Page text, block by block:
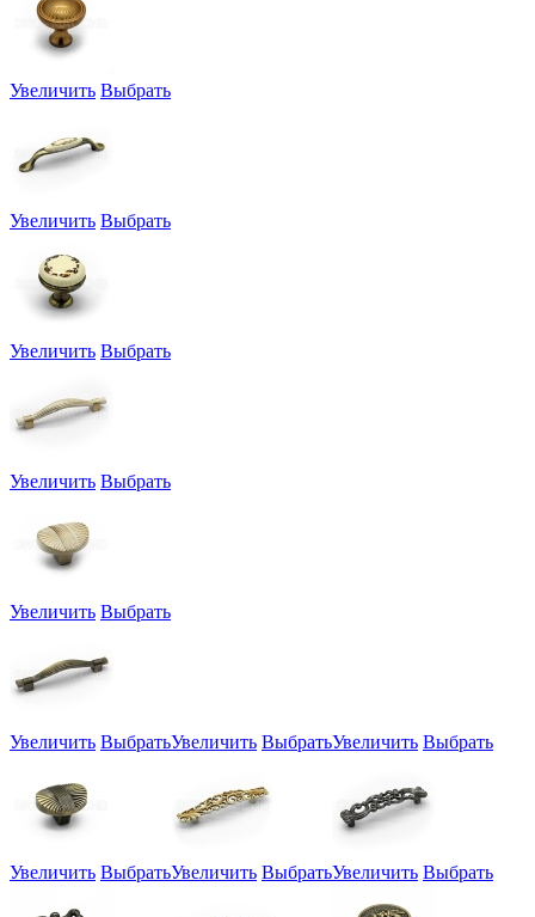
Увеличить Выбрать
Увеличить Выбрать
Увеличить Выбрать
Увеличить Выбрать
Увеличить Выбрать
Увеличить ВыбратьУвеличить ВыбратьУвеличить Выбрать
Увеличить ВыбратьУвеличить ВыбратьУвеличить Выбрать